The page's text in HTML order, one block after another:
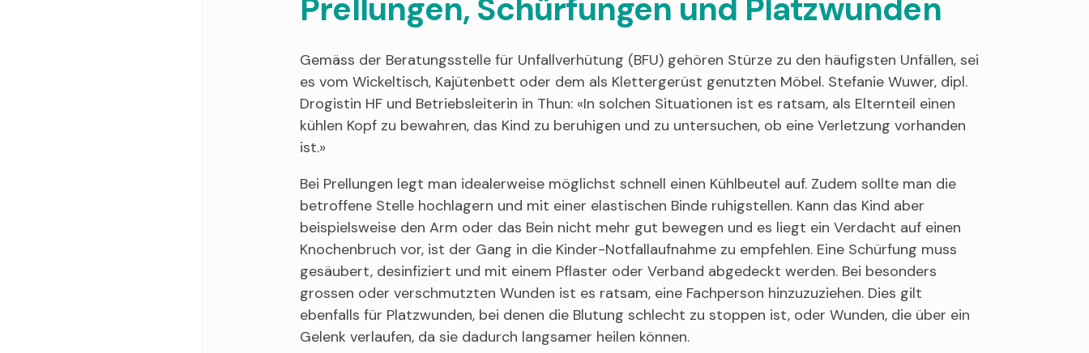
Prellungen, Schürfungen und Platzwunden
Gemäss der Beratungsstelle für Unfallverhütung (BFU) gehören Stürze zu den häufigsten Unfällen, sei
es vom Wickeltisch, Kajütenbett oder dem als Klettergerüst genutzten Möbel. Stefanie Wuwer, dipl.
Drogistin HF und Betriebsleiterin in Thun: «In solchen Situationen ist es ratsam, als Elternteil einen
kühlen Kopf zu bewahren, das Kind zu beruhigen und zu untersuchen, ob eine Verletzung vorhanden
ist.»
Bei Prellungen legt man idealerweise möglichst schnell einen Kühlbeutel auf. Zudem sollte man die
betroffene Stelle hochlagern und mit einer elastischen Binde ruhigstellen. Kann das Kind aber
beispielsweise den Arm oder das Bein nicht mehr gut bewegen und es liegt ein Verdacht auf einen
Knochenbruch vor, ist der Gang in die Kinder-Notfallaufnahme zu empfehlen. Eine Schürfung muss
gesäubert, desinfiziert und mit einem Pflaster oder Verband abgedeckt werden. Bei besonders
grossen oder verschmutzten Wunden ist es ratsam, eine Fachperson hinzuzuziehen. Dies gilt
ebenfalls für Platzwunden, bei denen die Blutung schlecht zu stoppen ist, oder Wunden, die über ein
Gelenk verlaufen, da sie dadurch langsamer heilen können.